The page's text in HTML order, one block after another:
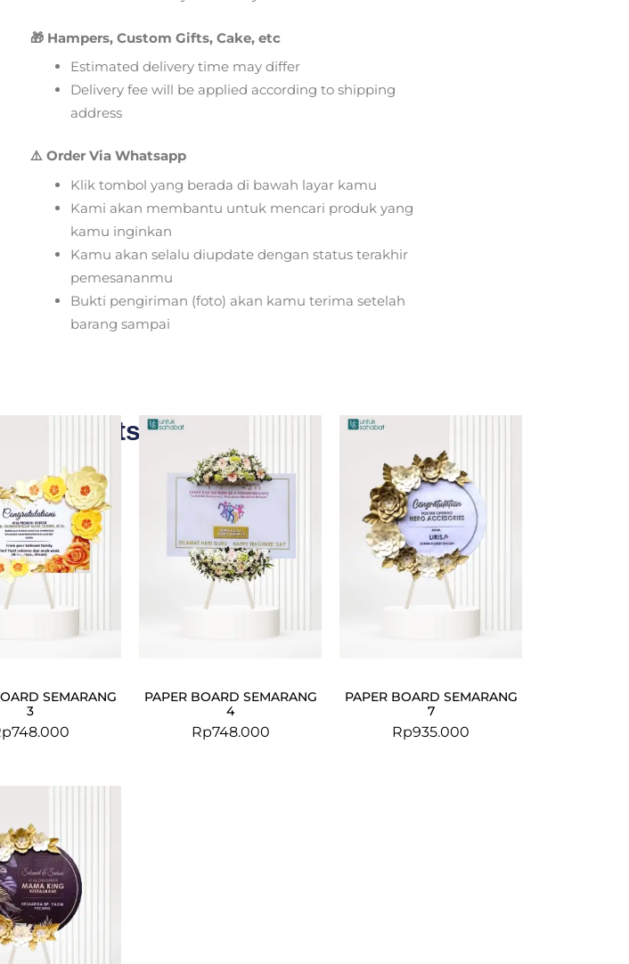
🎁 Hampers, Custom Gifts, Cake, etc
Estimated delivery time may differ
Delivery fee will be applied according to shipping
address
⚠️ Order Via Whatsapp
Klik tombol yang berada di bawah layar kamu
Kami akan membantu untuk mencari produk yang
kamu inginkan
Kamu akan selalu diupdate dengan status terakhir
pemesananmu
Bukti pengiriman (foto) akan kamu terima setelah
barang sampai
Products
SEMARANG
3
748.000
PAPER BOARD SEMARANG
4
Rp748.000
PAPER BOARD SEMARANG
7
Rp935.000